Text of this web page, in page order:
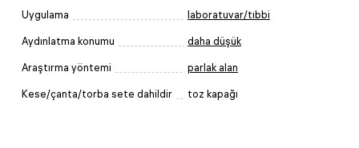
Uygulama laboratuvar/tıbbi
Aydınlatma konumu daha düşük
Araştırma yöntemi parlak alan
Kese/çanta/torba sete dahildir toz kapağı